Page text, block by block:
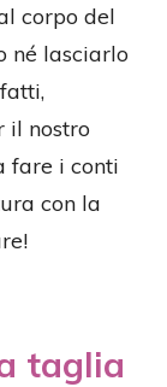
corpo del
né lasciarlo
il nostro
fare i conti
con la
taglia